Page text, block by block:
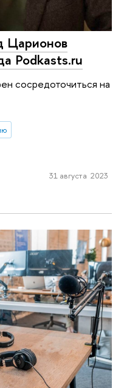
Podkasts.ru
сосредоточиться на
31 августа 2023